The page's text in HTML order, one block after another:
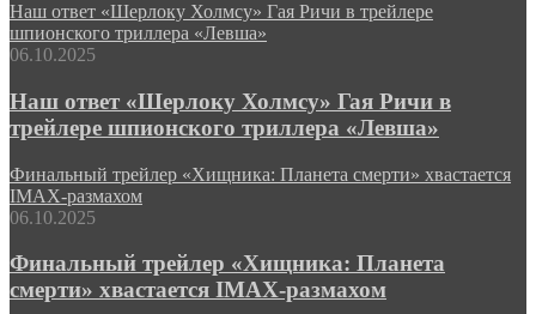
Наш ответ «Шерлоку Холмсу» Гая Ричи в трейлере
шпионского триллера «Левша»
06.10.2025
Наш ответ «Шерлоку Холмсу» Гая Ричи в
трейлере шпионского триллера «Левша»
Финальный трейлер «Хищника: Планета смерти» хвастается
IMAX-размахом
06.10.2025
Финальный трейлер «Хищника: Планета
смерти» хвастается IMAX-размахом